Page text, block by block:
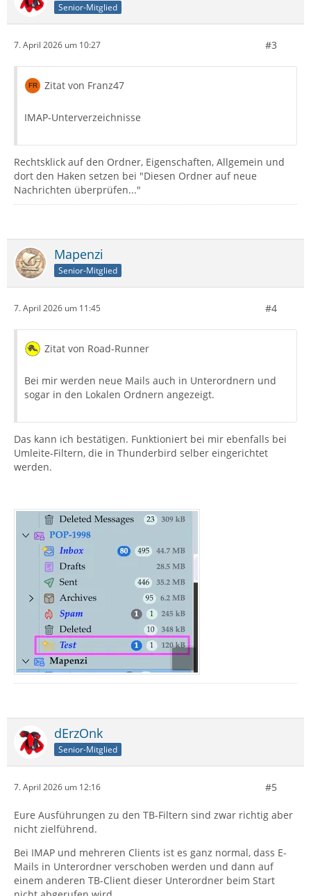
Senior-Mitglied
7. April 2026 um 10:27 #3
Zitat von Franz47
IMAP-Unterverzeichnisse
Rechtsklick auf den Ordner, Eigenschaften, Allgemein und
dort den Haken setzen bei "Diesen Ordner auf neue
Nachrichten überprüfen..."
Mapenzi
Senior-Mitglied
7. April 2026 um 11:45 #4
Zitat von Road-Runner
Bei mir werden neue Mails auch in Unterordnern und
sogar in den Lokalen Ordnern angezeigt.
Das kann ich bestätigen. Funktioniert bei mir ebenfalls bei
Umleite-Filtern, die in Thunderbird selber eingerichtet
werden.
dErzOnk
Senior-Mitglied
7. April 2026 um 12:16 #5
Eure Ausführungen zu den TB-Filtern sind zwar richtig aber
nicht zielführend.
Bei IMAP und mehreren Clients ist es ganz normal, dass E-
Mails in Unterordner verschoben werden und dann auf
einem anderen TB-Client dieser Unterordner beim Start